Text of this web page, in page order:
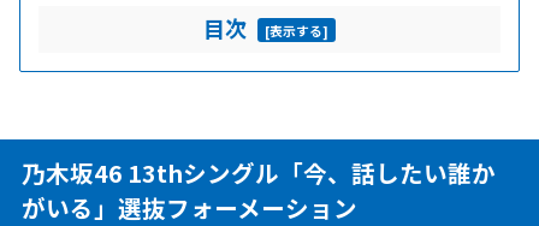
目次 [表示する]
乃木坂46 13thシングル「今、話したい誰か
がいる」選抜フォーメーション